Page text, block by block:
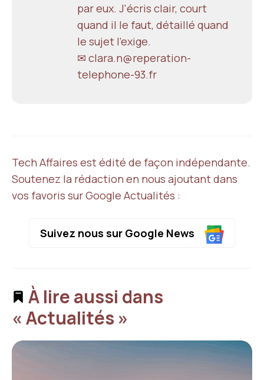
par eux. J'écris clair, court
quand il le faut, détaillé quand
le sujet l'exige.
✉ clara.n@reperation-
telephone-93.fr
Tech Affaires est édité de façon indépendante.
Soutenez la rédaction en nous ajoutant dans
vos favoris sur Google Actualités :
Suivez nous sur Google News
À lire aussi dans
« Actualités »